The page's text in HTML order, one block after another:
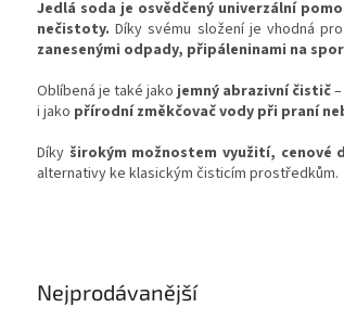
Jedlá soda je osvědčený univerzální
nečistoty. Díky svému složení je vhodná
zanesenými odpady, připáleninami na
Oblíbená je také jakojemný abrazivní čistič
i jako přírodní změkčovač vody při praní
Díky širokým možnostem využití,
alternativy ke klasickým čisticím prostředkům.
Nejprodávanější